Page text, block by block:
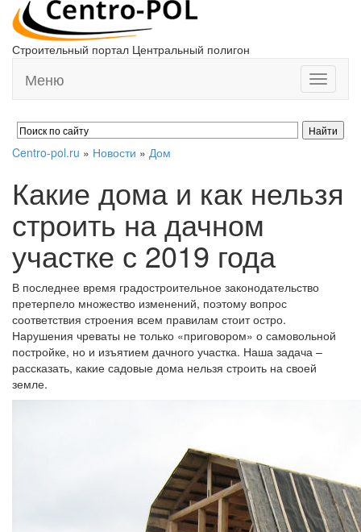
Строительный портал Центральный полигон
Toggle
Меню
Centro-pol.ru » Новости » Дом
Какие дома и как нельзя
строить на дачном
участке с 2019 года
В последнее время градостроительное законодательство
претерпело множество изменений, поэтому вопрос
соответствия строения всем правилам стоит остро.
Нарушения чреваты не только «приговором» о самовольной
постройке, но и изъятием дачного участка. Наша задача –
рассказать, какие садовые дома нельзя строить на своей
земле.